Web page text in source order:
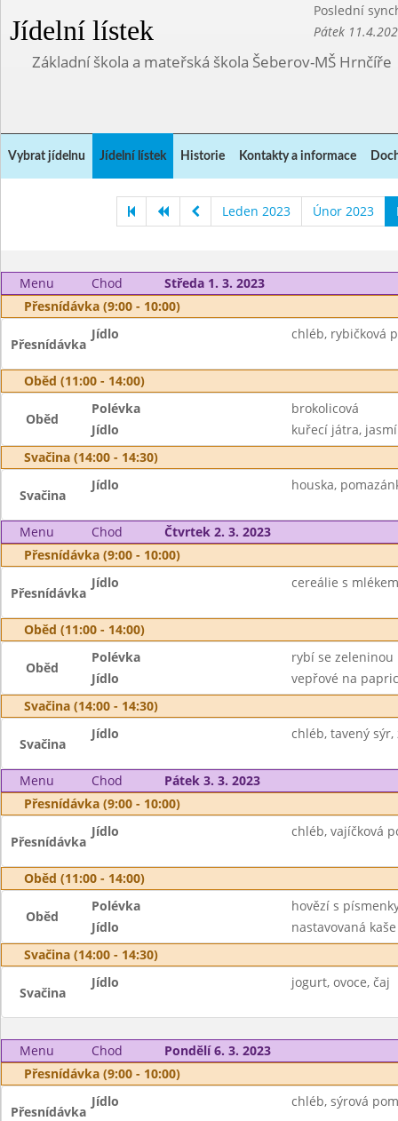
Jídelní lístek
Poslední
Pátek
Základní škola a mateřská škola Šeberov-MŠ Hrnčíře
Vybrat jídelnu Jídelní lístek Historie Kontakty a informace
Leden 2023 Únor 2023
Menu Chod
Středa 1. 3. 2023
Přesnídávka (9:00 - 10:00)
Přesnídávka
Jídlo chléb, rybičková
Oběd (11:00 - 14:00)
Oběd
Polévka
brokolicová
Jídlo
kuřecí játra,
Svačina (14:00 - 14:30)
Svačina
Jídlo houska,
Menu Chod
Čtvrtek 2. 3. 2023
Přesnídávka (9:00 - 10:00)
Přesnídávka
Jídlo cereálie s
Oběd (11:00 - 14:00)
Oběd
Polévka
rybí se zeleninou
Jídlo
vepřové na
Svačina (14:00 - 14:30)
Svačina
Jídlo chléb, tavený
Menu Chod
Pátek 3. 3. 2023
Přesnídávka (9:00 - 10:00)
Přesnídávka
Jídlo chléb, vajíčková
Oběd (11:00 - 14:00)
Oběd
Polévka
hovězí s
Jídlo
nastavovaná
Svačina (14:00 - 14:30)
Svačina
Jídlo jogurt, ovoce, čaj
Menu Chod
Pondělí 6. 3. 2023
Přesnídávka (9:00 - 10:00)
Přesnídávka
Jídlo chléb, sýrová